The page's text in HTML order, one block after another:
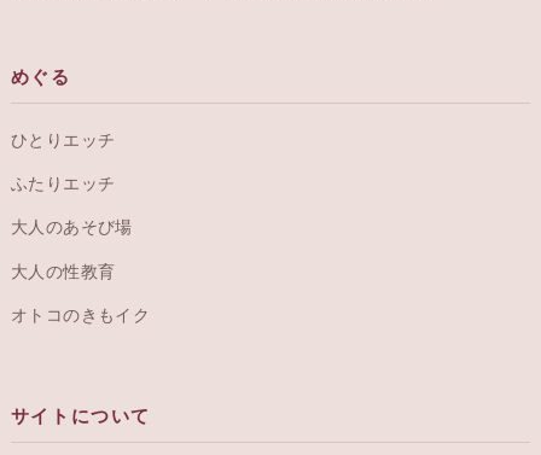
めぐる
ひとりエッチ
ふたりエッチ
大人のあそび場
大人の性教育
オトコのきもイク
サイトについて